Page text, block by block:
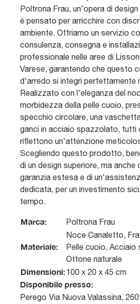
Poltrona Frau, un'opera di
è pensato per arricchire con
ambiente. Offriamo un servizio
consulenza, consegna e
professionale nelle aree di
Varese, garantendo che questo
d'arredo si integri perfettamente
Realizzato con l'eleganza del
morbidezza della pelle cuoio,
specchio circolare, una
ganci in acciaio spazzolato, tutti
riflettono un'attenzione
Scegliendo questo prodotto,
di un design superiore, ma anche
garanzia estesa e di
dedicata, per un investimento
tempo.
Marca: Poltrona Frau
Materiale:
Noce Canaletto,
Pelle cuoio, Acciaio
Ottone naturale
Dimensioni:100 x 20 x 45 cm
Disponibile presso:
Perego Via Nuova Valassina, 260,